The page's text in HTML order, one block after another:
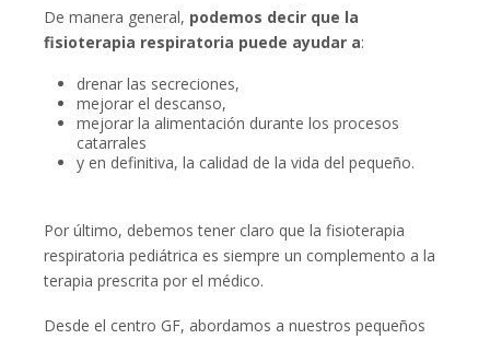
De manera general, podemos decir que la
fisioterapia respiratoria puede ayudar a:
drenar las secreciones,
mejorar el descanso,
mejorar la alimentación durante los procesos
catarrales
y en definitiva, la calidad de la vida del pequeño.
Por último, debemos tener claro que la fisioterapia
respiratoria pediátrica es siempre un complemento a la
terapia prescrita por el médico.
Desde el centro GF, abordamos a nuestros pequeños